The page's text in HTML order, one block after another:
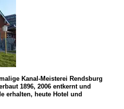
Kanal-Meisterei Rendsburg
1896, 2006 entkernt und
erhalten, heute Hotel und